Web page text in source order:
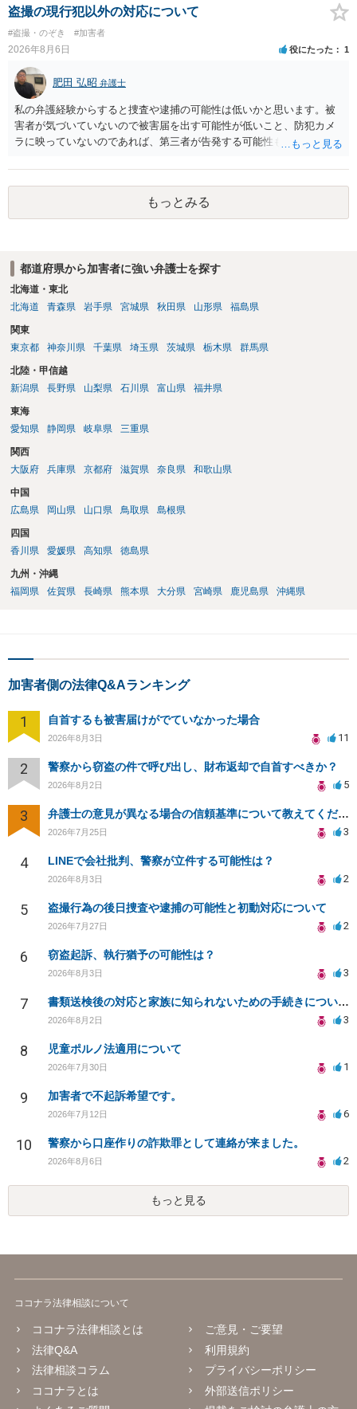
相談を受けられたうえで対処方法を探された方がよいと思われます。
一般論でいえば、任意取り調べの場合、ＩＣレコーダーを持参して取
り調べ内容を録音することは必須だと考えます。
盗撮の現行犯以外の対応について
#盗撮・のぞき #加害者
2026年8月6日 役にたった 1
肥田 弘昭 弁護士
私の弁護経験からすると捜査や逮捕の可能性は低いかと思います。被
害者が気づいていないので被害届を出す可能性が低いこと、防犯カメ
ラに映っていないのであれば、第三者が告発する可能性も低いこと、
座る女性を盗撮(全体像写真1枚と5秒程度の動画)してしまいました。下
着や胸など強調したものではありません。」とありますが、少なくと
も捜査段階では性的姿態等撮影罪の被疑事実で逮捕勾留されるケース
が私の弁護経験では多くなった印象です（最終的には不起訴ないし各
もっとみる
都道府県から加害者に強い弁護士を探す
北海道・東北
北海道
青森県 岩手県 宮城県 秋田県 山形県 福島県
関東
東京都
神奈川県 千葉県 埼玉県 茨城県 栃木県 群馬県
北陸・甲信越
新潟県
長野県 山梨県 石川県 富山県 福井県
東海
愛知県
静岡県 岐阜県 三重県
関西
大阪府
兵庫県 京都府 滋賀県 奈良県 和歌山県
中国
広島県
岡山県 山口県 鳥取県 島根県
四国
香川県
愛媛県 高知県 徳島県
九州・沖縄
福岡県
佐賀県 長崎県 熊本県 大分県 宮崎県 鹿児島県 沖縄県
加害者側の法律Q&Aランキング
1 自首するも被害届けがでていなかった場合
2026年8月3日 11
2 警察から窃盗の件で呼び出し、財布返却で自首すべきか？
2026年8月2日 5
3 弁護士の意見が異なる場合の信頼基準について教えてください
2026年7月25日 3
4 LINEで会社批判、警察が立件する可能性は？
2026年8月3日 2
5 盗撮行為の後日捜査や逮捕の可能性と初動対応について
2026年7月27日 2
6 窃盗起訴、執行猶予の可能性は？
2026年8月3日 3
7 書類送検後の対応と家族に知られないための手続きについて相談
2026年8月2日 3
8 児童ポルノ法適用について
2026年7月30日 1
9 加害者で不起訴希望です。
2026年7月12日 6
10 警察から口座作りの詐欺罪として連絡が来ました。
2026年8月6日 2
もっと見る
ココナラ法律相談について
ココナラ法律相談とは
法律Q&A
法律相談コラム
ココナラとは
ご意見・ご要望
利用規約
プライバシーポリシー
外部送信ポリシー